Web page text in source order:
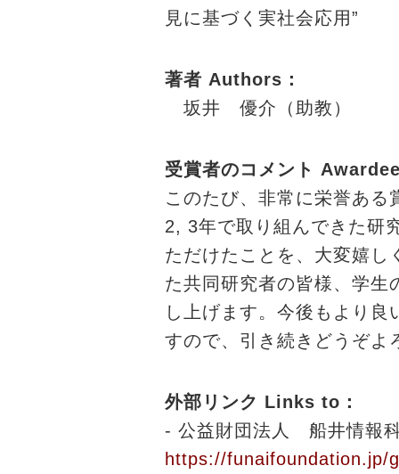
見に基づく実社会応用”
著者 Authors：
坂井 優介（助教）
受賞者のコメント
このたび、非常に栄誉ある
2, 3年で取り組んできた研
ただけたことを、大変嬉し
た共同研究者の皆様、学生
し上げます。今後もより
すので、引き続きどうぞよ
外部リンク Links to：
- 公益財団法人 船井情報
https://funaifoundation.jp/